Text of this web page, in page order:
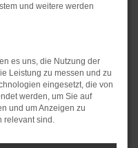
– mit und ohne
für Ihr
und weitere werden
es uns, die Nutzung der
Leistung zu messen und zu
eingesetzt, die von
werden, um Sie auf
und um Anzeigen zu
relevant sind.